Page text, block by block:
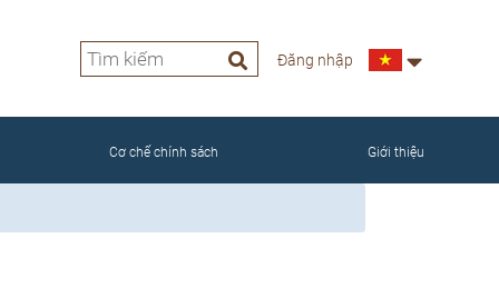
Đăng nhập
Cơ chế chính sách Giới thiệu